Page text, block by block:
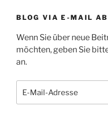
BLOG VIA E-MAIL
Wenn Sie über neue
möchten, geben Sie
an.
Mail-